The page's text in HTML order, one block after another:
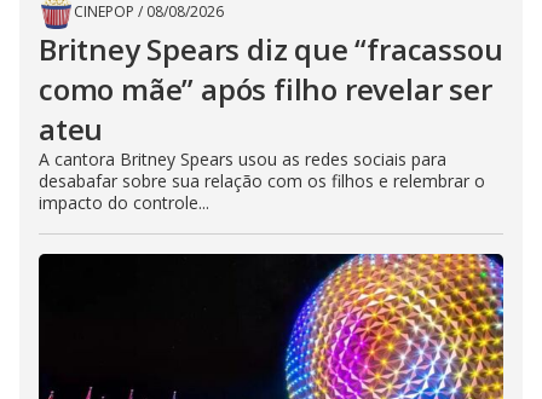
CINEPOP / 08/08/2026
Britney Spears diz que “fracassou
como mãe” após filho revelar ser
ateu
A cantora Britney Spears usou as redes sociais para
desabafar sobre sua relação com os filhos e relembrar o
impacto do controle...